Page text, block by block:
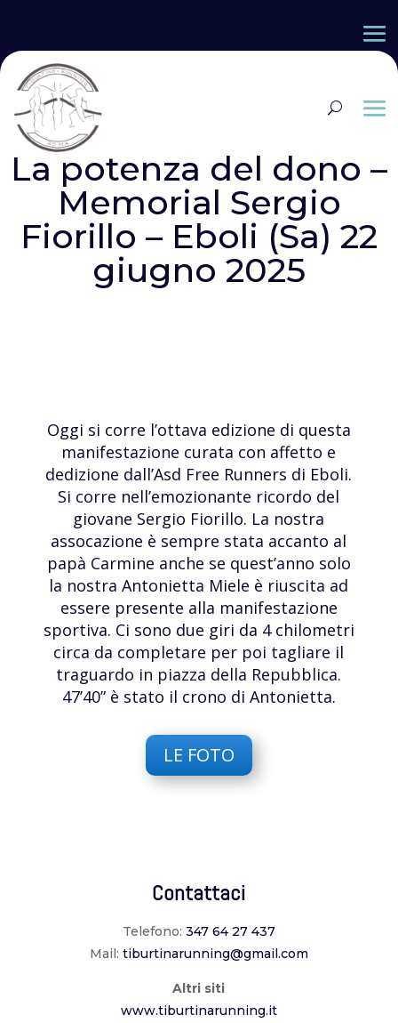
La potenza del dono –
Memorial Sergio
Fiorillo – Eboli (Sa) 22
giugno 2025
Oggi si corre l’ottava edizione di questa
manifestazione curata con affetto e
dedizione dall’Asd Free Runners di Eboli.
Si corre nell’emozionante ricordo del
giovane Sergio Fiorillo. La nostra
assocazione è sempre stata accanto al
papà Carmine anche se quest’anno solo
la nostra Antonietta Miele è riuscita ad
essere presente alla manifestazione
sportiva. Ci sono due giri da 4 chilometri
circa da completare per poi tagliare il
traguardo in piazza della Repubblica.
47’40” è stato il crono di Antonietta.
LE FOTO
Contattaci
Telefono: 347 64 27 437
Mail: tiburtinarunning@gmail.com
Altri siti
www.tiburtinarunning.it